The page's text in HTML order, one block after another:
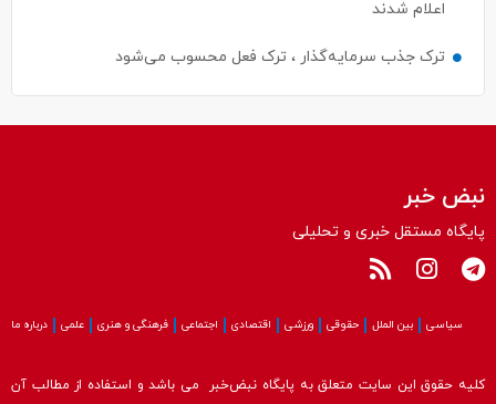
اعلام شدند
ترک جذب سرمایه‌گذار ، ترک فعل محسوب می‌شود
نبض خبر
پایگاه مستقل خبری و تحلیلی
سیاسی بین الملل حقوقی ورزشی اقتصادی اجتماعی فرهنگی و هنری علمی درباره ما
کلیه حقوق این سایت متعلق به پایگاه نبض‌خبر می باشد و استفاده از مطالب آن